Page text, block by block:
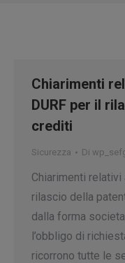
Chiarimenti
DURF per il
crediti
Sicurezza Di
Chiarimenti
rilascio della
dalla forma
l’obbligo di
ricorrono tutte le